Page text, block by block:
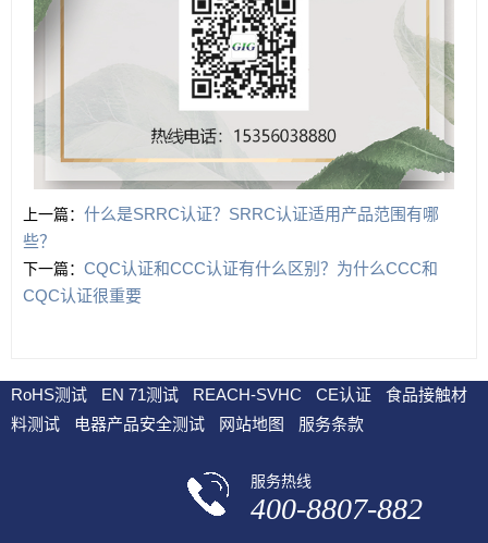
上一篇： 什么是SRRC认证？SRRC认证适用产品范围有哪
些？
下一篇： CQC认证和CCC认证有什么区别？为什么CCC和
CQC认证很重要
RoHS测试 EN 71测试 REACH-SVHC CE认证
食品接触材
料测试
电器产品安全测试 网站地图 服务条款
服务热线
400-8807-882